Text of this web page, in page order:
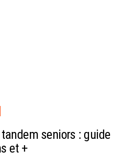
seniors : guide
et +